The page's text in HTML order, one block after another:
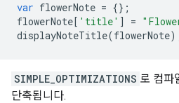
var flowerNote = {};
flowerNote[ 'title' ] =
displayNoteTitle(flowerNote
SIMPLE_OPTIMIZATIONS 로 컴파
단축됩니다.